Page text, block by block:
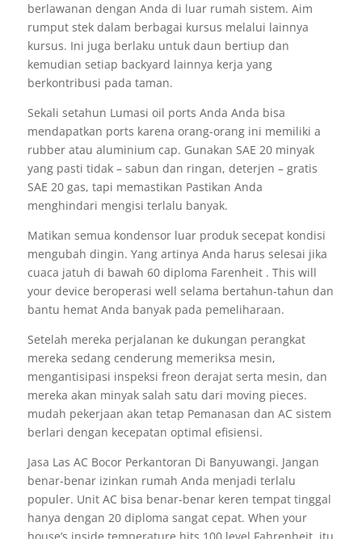
berlawanan dengan Anda di luar rumah sistem. Aim
rumput stek dalam berbagai kursus melalui lainnya
kursus. Ini juga berlaku untuk daun bertiup dan
kemudian setiap backyard lainnya kerja yang
berkontribusi pada taman.
Sekali setahun Lumasi oil ports Anda Anda bisa
mendapatkan ports karena orang-orang ini memiliki a
rubber atau aluminium cap. Gunakan SAE 20 minyak
yang pasti tidak – sabun dan ringan, deterjen – gratis
SAE 20 gas, tapi memastikan Pastikan Anda
menghindari mengisi terlalu banyak.
Matikan semua kondensor luar produk secepat kondisi
mengubah dingin. Yang artinya Anda harus selesai jika
cuaca jatuh di bawah 60 diploma Farenheit . This will
your device beroperasi well selama bertahun-tahun dan
bantu hemat Anda banyak pada pemeliharaan.
Setelah mereka perjalanan ke dukungan perangkat
mereka sedang cenderung memeriksa mesin,
mengantisipasi inspeksi freon derajat serta mesin, dan
mereka akan minyak salah satu dari moving pieces.
mudah pekerjaan akan tetap Pemanasan dan AC sistem
berlari dengan kecepatan optimal efisiensi.
Jasa Las AC Bocor Perkantoran Di Banyuwangi. Jangan
benar-benar izinkan rumah Anda menjadi terlalu
populer. Unit AC bisa benar-benar keren tempat tinggal
hanya dengan 20 diploma sangat cepat. When your